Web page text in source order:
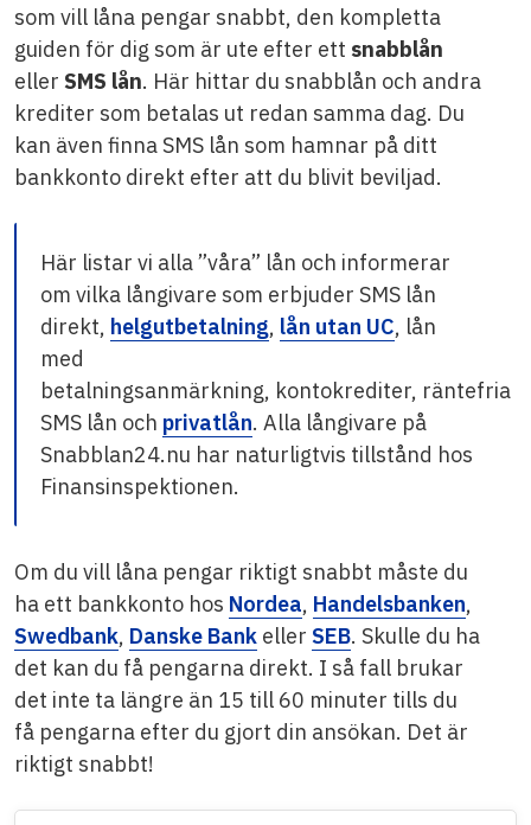
som vill låna pengar snabbt, den kompletta
guiden för dig som är ute efter ett snabblån
eller SMS lån. Här hittar du snabblån och andra
krediter som betalas ut redan samma dag. Du
kan även finna SMS lån som hamnar på ditt
bankkonto direkt efter att du blivit beviljad.
Här listar vi alla ”våra” lån och informerar
om vilka långivare som erbjuder SMS lån
direkt, helgutbetalning, lån utan UC, lån
med
betalningsanmärkning, kontokrediter, räntefria
SMS lån och privatlån. Alla långivare på
Snabblan24.nu har naturligtvis tillstånd hos
Finansinspektionen.
Om du vill låna pengar riktigt snabbt måste du
ha ett bankkonto hos Nordea, Handelsbanken,
Swedbank, Danske Bank eller SEB. Skulle du ha
det kan du få pengarna direkt. I så fall brukar
det inte ta längre än 15 till 60 minuter tills du
få pengarna efter du gjort din ansökan. Det är
riktigt snabbt!